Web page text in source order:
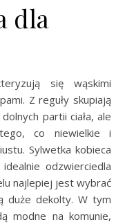
dla
się wąskimi
Z reguły skupiają
partii ciała, ale
co niewielkie i
Sylwetka kobieca
odzwierciedla
najlepiej jest wybrać
duże dekolty. W tym
modne na komunie,